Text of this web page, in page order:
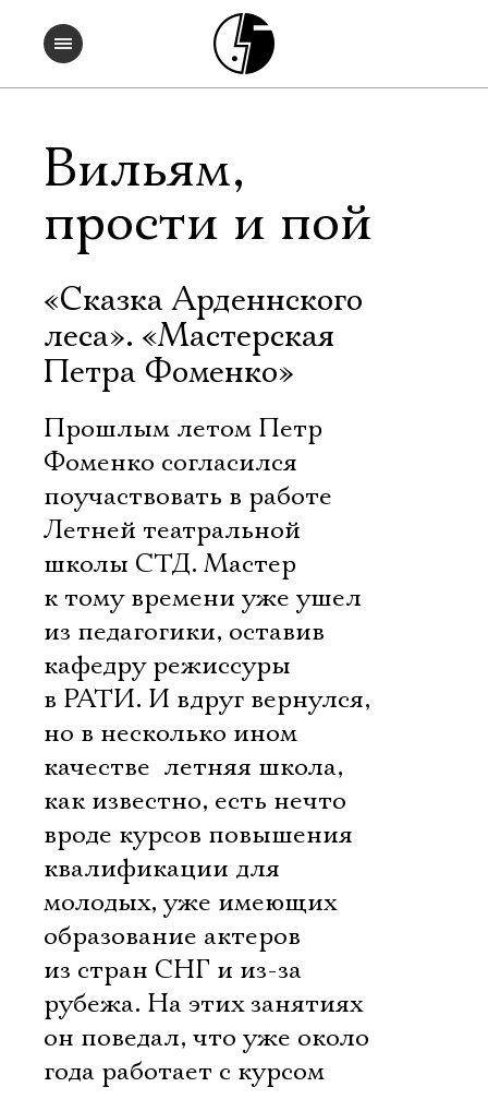
Вильям,
прости и пой
«Сказка Арденнского
леса». «Мастерская
Петра Фоменко»
Прошлым летом Петр
Фоменко согласился
поучаствовать в работе
Летней театральной
школы СТД. Мастер
к тому времени уже ушел
из педагогики, оставив
кафедру режиссуры
в РАТИ. И вдруг вернулся,
но в несколько ином
качестве  летняя школа,
как известно, есть нечто
вроде курсов повышения
квалификации для
молодых, уже имеющих
образование актеров
из стран СНГ и из-за
рубежа. На этих занятиях
он поведал, что уже около
года работает с курсом